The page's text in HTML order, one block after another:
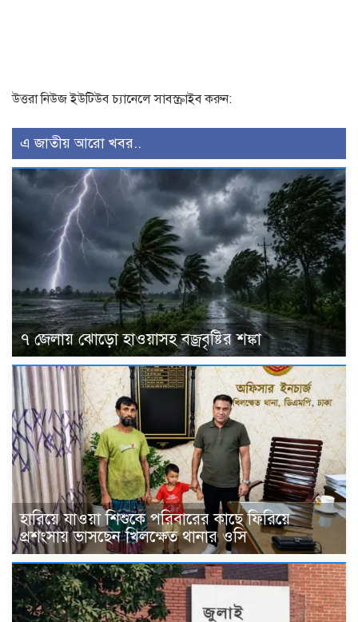
উত্তরা নিউজ ইউটিউব চ্যানেলে সাবস্ক্রাইব করুন:
এ জাতীয় আরো খবর..
৭ জেলায় ঝোড়ো হাওয়াসহ বজ্রবৃষ্টির শঙ্কা
হারিয়ে যাওয়া শিশুকে পরিবারের কাছে ফিরিয়ে
প্রশংসায় ভাসছেন খিলক্ষেত থানার ওসি